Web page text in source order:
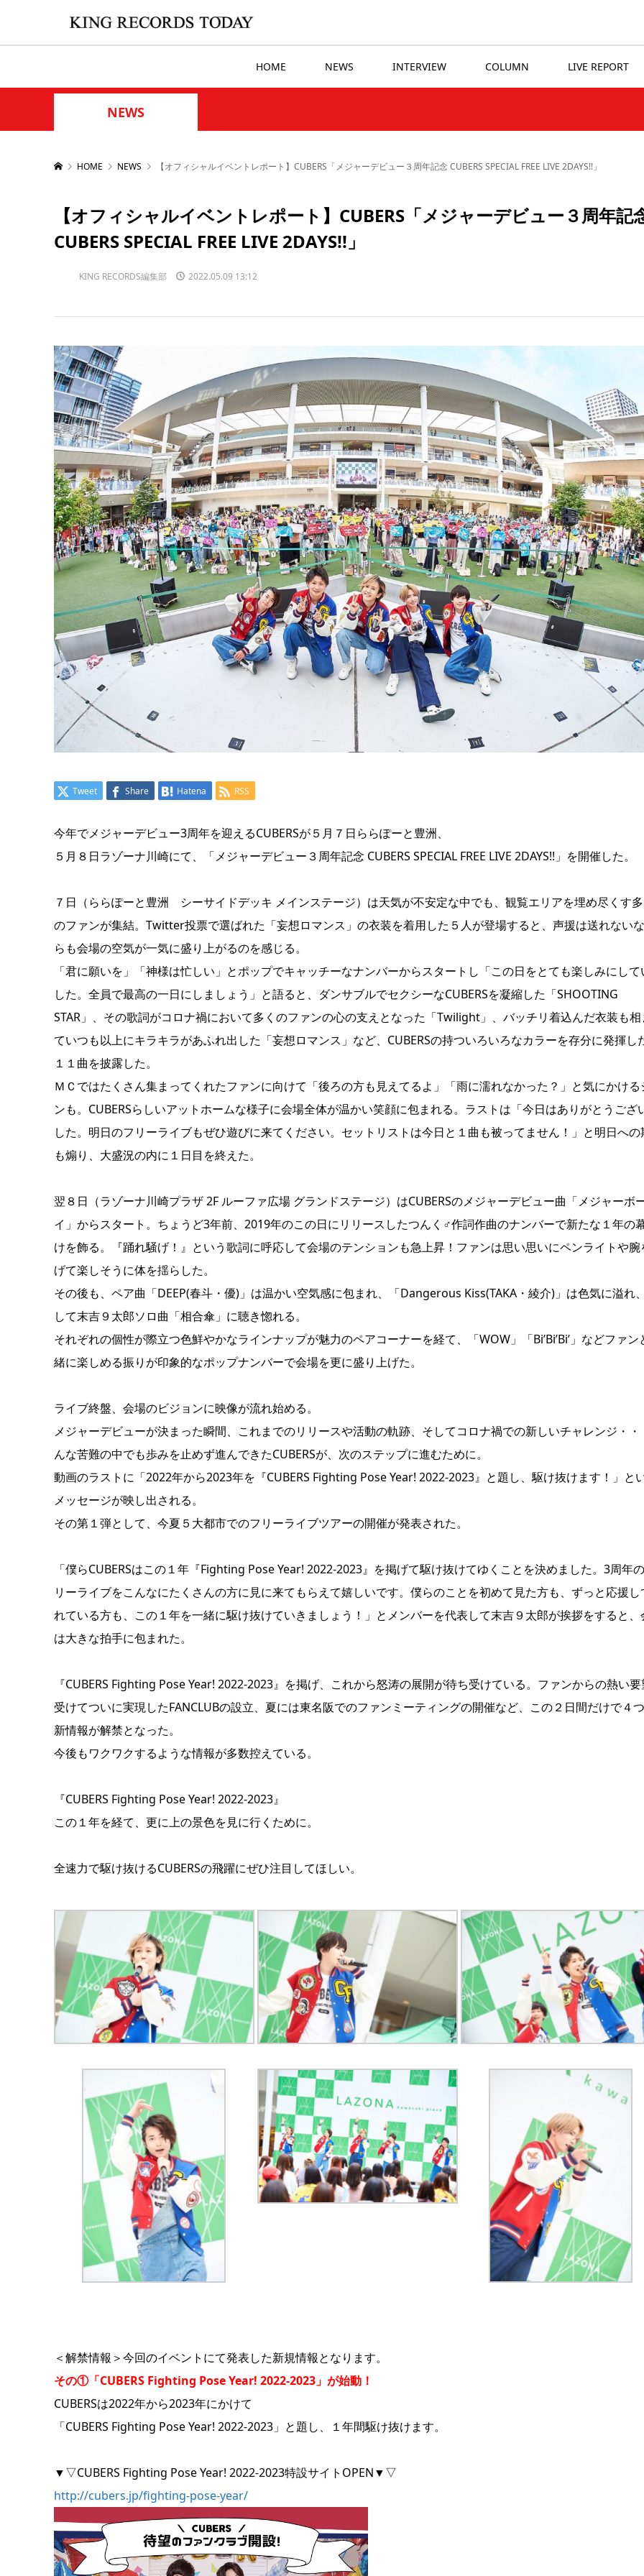
HOME NEWS INTERVIEW COLUMN LIVE REPORT
NEWS
HOME NEWS 【オフィシャルイベントレポート】CUBERS「メジャーデビュー３周年記念 CUBERS SPECIAL FREE LIVE 2DAYS!!」
【オフィシャルイベントレポート】CUBERS「メジャーデビュー３周年記
CUBERS SPECIAL FREE LIVE 2DAYS!!」
KING RECORDS編集部 2022.05.09 13:12
Tweet Share Hatena RSS
今年でメジャーデビュー3周年を迎えるCUBERSが５月７日ららぽーと豊洲、
５月８日ラゾーナ川崎にて、「メジャーデビュー３周年記念 CUBERS SPECIAL FREE LIVE 2DAYS!!」を開催した。
７日（ららぽーと豊洲 シーサイドデッキ メインステージ）は天気が不安定な中でも、観覧エリアを埋め尽くす
のファンが集結。Twitter投票で選ばれた「妄想ロマンス」の衣装を着用した５人が登場すると、声援は送れない
らも会場の空気が一気に盛り上がるのを感じる。
「君に願いを」「神様は忙しい」とポップでキャッチーなナンバーからスタートし「この日をとても楽しみにして
した。全員で最高の一日にしましょう」と語ると、ダンサブルでセクシーなCUBERSを凝縮した「SHOOTING
STAR」、その歌詞がコロナ禍において多くのファンの心の支えとなった「Twilight」、バッチリ着込んだ衣装も相
ていつも以上にキラキラがあふれ出した「妄想ロマンス」など、CUBERSの持ついろいろなカラーを存分に発揮し
１１曲を披露した。
ＭＣではたくさん集まってくれたファンに向けて「後ろの方も見えてるよ」「雨に濡れなかった？」と気にかける
ンも。CUBERSらしいアットホームな様子に会場全体が温かい笑顔に包まれる。ラストは「今日はありがとうござ
した。明日のフリーライブもぜひ遊びに来てください。セットリストは今日と１曲も被ってません！」と明日への
も煽り、大盛況の内に１日目を終えた。
翌８日（ラゾーナ川崎プラザ 2F ルーファ広場 グランドステージ）はCUBERSのメジャーデビュー曲「メジャーボ
イ」からスタート。ちょうど3年前、2019年のこの日にリリースしたつんく♂作詞作曲のナンバーで新たな１年の
けを飾る。『踊れ騒げ！』という歌詞に呼応して会場のテンションも急上昇！ファンは思い思いにペンライトや腕
げて楽しそうに体を揺らした。
その後も、ペア曲「DEEP(春斗・優)」は温かい空気感に包まれ、「Dangerous Kiss(TAKA・綾介)」は色気に溢れ
して末吉９太郎ソロ曲「相合傘」に聴き惚れる。
それぞれの個性が際立つ色鮮やかなラインナップが魅力のペアコーナーを経て、「WOW」「Bi’Bi’Bi’」などファン
緒に楽しめる振りが印象的なポップナンバーで会場を更に盛り上げた。
ライブ終盤、会場のビジョンに映像が流れ始める。
メジャーデビューが決まった瞬間、これまでのリリースや活動の軌跡、そしてコロナ禍での新しいチャレンジ・・
んな苦難の中でも歩みを止めず進んできたCUBERSが、次のステップに進むために。
動画のラストに「2022年から2023年を『CUBERS Fighting Pose Year! 2022-2023』と題し、駆け抜けます！」と
メッセージが映し出される。
その第１弾として、今夏５大都市でのフリーライブツアーの開催が発表された。
「僕らCUBERSはこの１年『Fighting Pose Year! 2022-2023』を掲げて駆け抜けてゆくことを決めました。3周年
リーライブをこんなにたくさんの方に見に来てもらえて嬉しいです。僕らのことを初めて見た方も、ずっと応援し
れている方も、この１年を一緒に駆け抜けていきましょう！」とメンバーを代表して末吉９太郎が挨拶をすると、
は大きな拍手に包まれた。
『CUBERS Fighting Pose Year! 2022-2023』を掲げ、これから怒涛の展開が待ち受けている。ファンからの熱い
受けてついに実現したFANCLUBの設立、夏には東名阪でのファンミーティングの開催など、この２日間だけで４
新情報が解禁となった。
今後もワクワクするような情報が多数控えている。
『CUBERS Fighting Pose Year! 2022-2023』
この１年を経て、更に上の景色を見に行くために。
全速力で駆け抜けるCUBERSの飛躍にぜひ注目してほしい。
＜解禁情報＞今回のイベントにて発表した新規情報となります。
その①「CUBERS Fighting Pose Year! 2022-2023」が始動！
CUBERSは2022年から2023年にかけて
「CUBERS Fighting Pose Year! 2022-2023」と題し、１年間駆け抜けます。
▼▽CUBERS Fighting Pose Year! 2022-2023特設サイトOPEN▼▽
http://cubers.jp/fighting-pose-year/